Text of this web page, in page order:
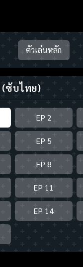
ตัวเล่นหลัก
(ซับไทย)
EP 2
EP 5
EP 8
EP 11
EP 14